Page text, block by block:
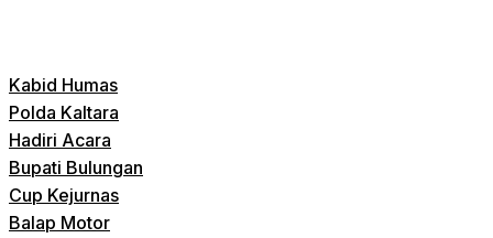
Kabid Humas
Polda Kaltara
Hadiri Acara
Bupati Bulungan
Cup Kejurnas
Balap Motor